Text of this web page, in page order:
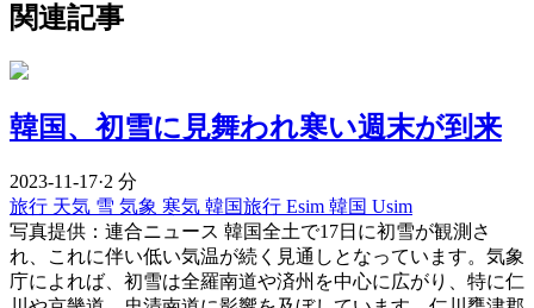
関連記事
韓国、初雪に見舞われ寒い週末が到来
2023-11-17·2 分
旅行 天気 雪 気象 寒気 韓国旅行 Esim 韓国 Usim
写真提供：連合ニュース 韓国全土で17日に初雪が観測さ
れ、これに伴い低い気温が続く見通しとなっています。気象
庁によれば、初雪は全羅南道や済州を中心に広がり、特に仁